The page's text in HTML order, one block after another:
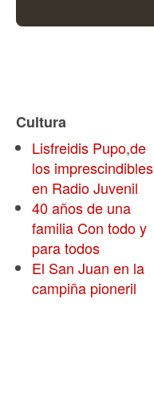
Cultura
Lisfreidis Pupo,de
los imprescindibles
en Radio Juvenil
40 años de una
familia Con todo y
para todos
El San Juan en la
campiña pioneril